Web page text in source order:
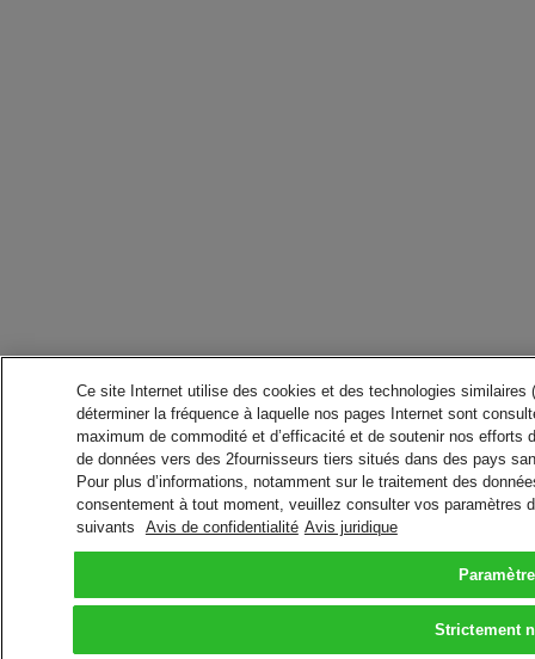
Ce site Internet utilise des cookies et des technologies
déterminer la fréquence à laquelle nos pages Internet sont
maximum de commodité et d’efficacité et de soutenir nos
de données vers des 2fournisseurs tiers situés dans des pays
Pour plus d’informations, notamment sur le traitement des
consentement à tout moment, veuillez consulter vos paramètres
suivants
Avis de confidentialité Avis juridique
Strictement